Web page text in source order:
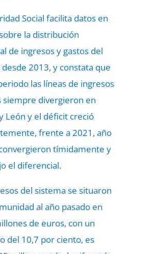
Social facilita datos en
la distribución
de ingresos y gastos del
2013, y constata que
las líneas de ingresos
siempre divergieron en
León y el déficit creció
frente a 2021, año
tímidamente y
el diferencial.
del sistema se situaron
al año pasado en
de euros, con un
del 10,7 por ciento, es